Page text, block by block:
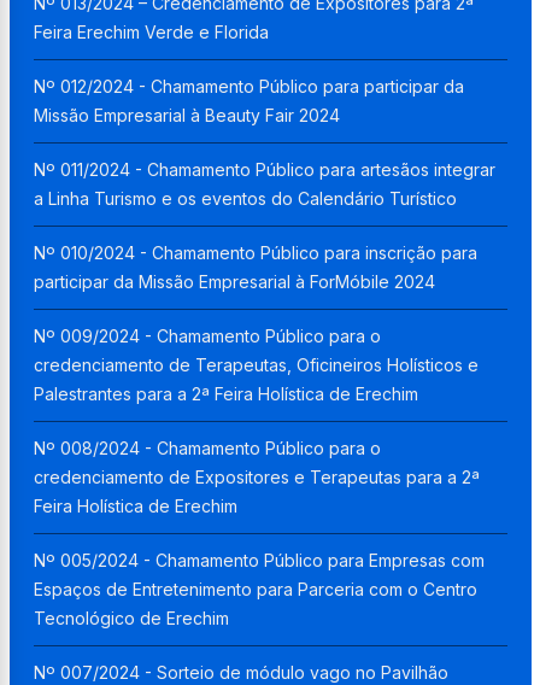
Feira Erechim Verde e Florida
Nº 012/2024 - Chamamento Público para participar da
Missão Empresarial à Beauty Fair 2024
Nº 011/2024 - Chamamento Público para artesãos integrar
a Linha Turismo e os eventos do Calendário Turístico
Nº 010/2024 - Chamamento Público para inscrição para
participar da Missão Empresarial à ForMóbile 2024
Nº 009/2024 - Chamamento Público para o
credenciamento de Terapeutas, Oficineiros Holísticos e
Palestrantes para a 2ª Feira Holística de Erechim
Nº 008/2024 - Chamamento Público para o
credenciamento de Expositores e Terapeutas para a 2ª
Feira Holística de Erechim
Nº 005/2024 - Chamamento Público para Empresas com
Espaços de Entretenimento para Parceria com o Centro
Tecnológico de Erechim
Nº 007/2024 - Sorteio de módulo vago no Pavilhão